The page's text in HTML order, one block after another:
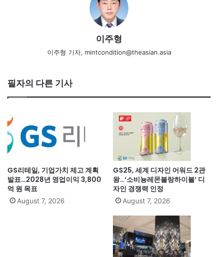
이주형
이주형 기자, mintcondition@theasian.asia
필자의 다른 기사
GS리테일, 기업가치 제고 계획
발표…2028년 영업이익 3,800
억 원 목표
August 7, 2026
GS25, 세계 디자인 어워드 2관
왕…‘소비뇽레몬블랑하이볼’ 디
자인 경쟁력 인정
August 7, 2026